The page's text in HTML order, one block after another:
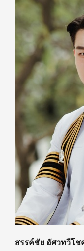
สรรค์ชัย อัศวทวีโ